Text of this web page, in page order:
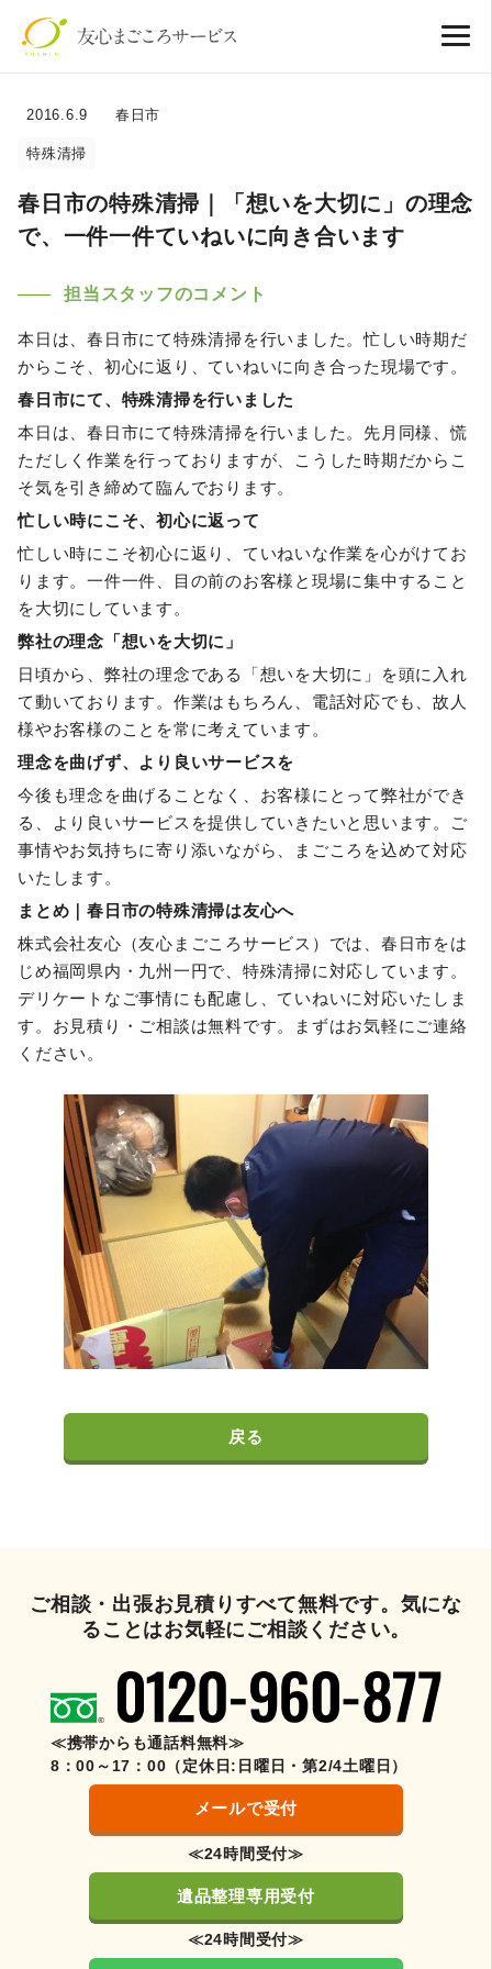
2016.6.9 春日市
特殊清掃
春日市の特殊清掃｜「想いを大切に」の理念
で、一件一件ていねいに向き合います
担当スタッフのコメント
本日は、春日市にて特殊清掃を行いました。忙しい時期だ
からこそ、初心に返り、ていねいに向き合った現場です。
春日市にて、特殊清掃を行いました
本日は、春日市にて特殊清掃を行いました。先月同様、慌
ただしく作業を行っておりますが、こうした時期だからこ
そ気を引き締めて臨んでおります。
忙しい時にこそ、初心に返って
忙しい時にこそ初心に返り、ていねいな作業を心がけてお
ります。一件一件、目の前のお客様と現場に集中すること
を大切にしています。
弊社の理念「想いを大切に」
日頃から、弊社の理念である「想いを大切に」を頭に入れ
て動いております。作業はもちろん、電話対応でも、故人
様やお客様のことを常に考えています。
理念を曲げず、より良いサービスを
今後も理念を曲げることなく、お客様にとって弊社ができ
る、より良いサービスを提供していきたいと思います。ご
事情やお気持ちに寄り添いながら、まごころを込めて対応
いたします。
まとめ｜春日市の特殊清掃は友心へ
株式会社友心（友心まごころサービス）では、春日市をは
じめ福岡県内・九州一円で、特殊清掃に対応しています。
デリケートなご事情にも配慮し、ていねいに対応いたしま
す。お見積り・ご相談は無料です。まずはお気軽にご連絡
ください。
戻る
ご相談・出張お見積りすべて無料です。気にな
ることはお気軽にご相談ください。
≪携帯からも通話料無料≫
8：00～17：00（定休日:日曜日・第2/4土曜日）
メールで受付
≪24時間受付≫
遺品整理専用受付
≪24時間受付≫